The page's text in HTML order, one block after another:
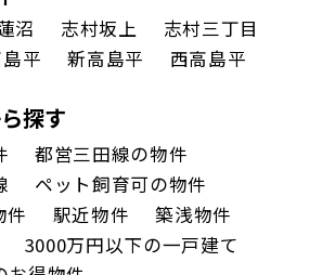
沼 志村坂上
志村三丁目
平 新高島平 西高島平
探す
都営三田線の物件
ペット飼育可の物件
件
駅近物件
築浅物件
3000万円以下の一戸建て